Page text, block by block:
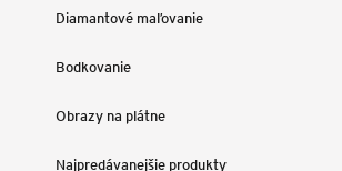
Diamantové maľovanie
Bodkovanie
Obrazy na plátne
Najpredávanejšie produkty